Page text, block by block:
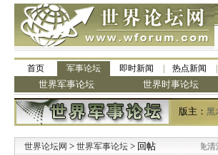
首页 军事论坛 即时新闻 热点新闻
世界军事论坛 世界时事论坛
版主： 黑
世界论坛网 > 世界军事论坛 > 回帖
·九阳全新免清洗